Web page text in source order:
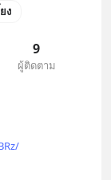
ง
9
ผู้ติดตาม